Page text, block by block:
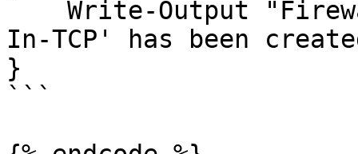
In-TCP' has been
}
```